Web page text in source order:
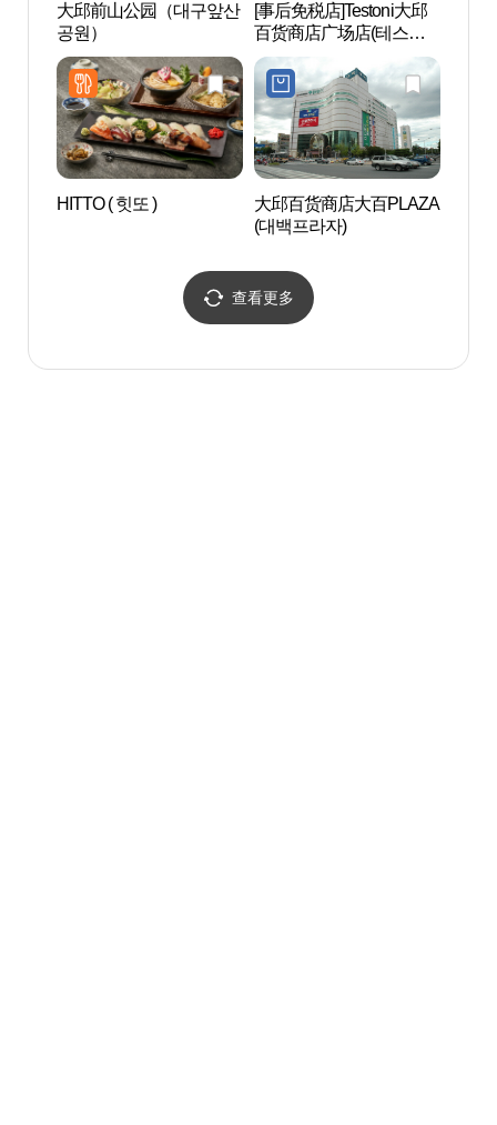
大邱前山公园（대구앞산
공원）
[事后免税店]Testoni大邱
百货商店广场店(테스토
니 대구백화점 프라자점)
HITTO ( 힛또 )
大邱百货商店大百PLAZA
(대백프라자)
查看更多